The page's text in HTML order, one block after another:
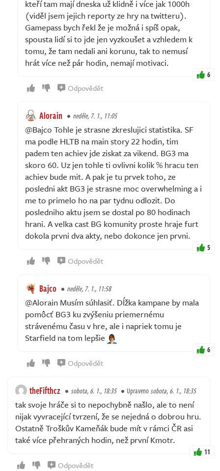
kteří tam mají dneska už klidně i více jak 1000h
(viděl jsem jejich reporty ze hry na twitteru).
Gamepass bych řekl že je možná i spíš opak,
spousta lidí si to jde jen vyzkoušet a vzhledem k
tomu, že tam nedali ani korunu, tak to nemusí
hrát více než pár hodin, nemají motivaci.
6
Odpovědět
Alorain neděle, 7. 1., 11:05
@Bajco Tohle je strasne zkreslujici statistika. SF
ma podle HLTB na main story 22 hodin, tim
padem ten achiev jde ziskat za vikend. BG3 ma
skoro 60. Uz jen tohle ti ovlivni kolik % hracu ten
achiev bude mit. A pak je tu prvek toho, ze
posledni akt BG3 je strasne moc overwhelming a i
me to primelo ho na par tydnu odlozit. Do
posledniho aktu jsem se dostal po 80 hodinach
hrani. A velka cast BG komunity proste hraje furt
dokola prvni dva akty, nebo dokonce jen prvni.
5
Odpovědět
Bajco neděle, 7. 1., 11:58
@Alorain Musím súhlasiť. Dĺžka kampane by mala
pomôcť BG3 ku zvýšeniu priemernému
strávenému času v hre, ale i napriek tomu je
Starfield na tom lepšie
6
Odpovědět
theFifthcz sobota, 6. 1., 18:35 Upravenosobota, 6. 1., 18:35
tak svoje hráče si to nepochybně našlo, ale to není
nijak vyvracející tvrzení, že se nejedná o dobrou hru.
Ostatně Troškův Kameňák bude mít v rámci ČR asi
také více přehraných hodin, než první Kmotr.
11
Odpovědět